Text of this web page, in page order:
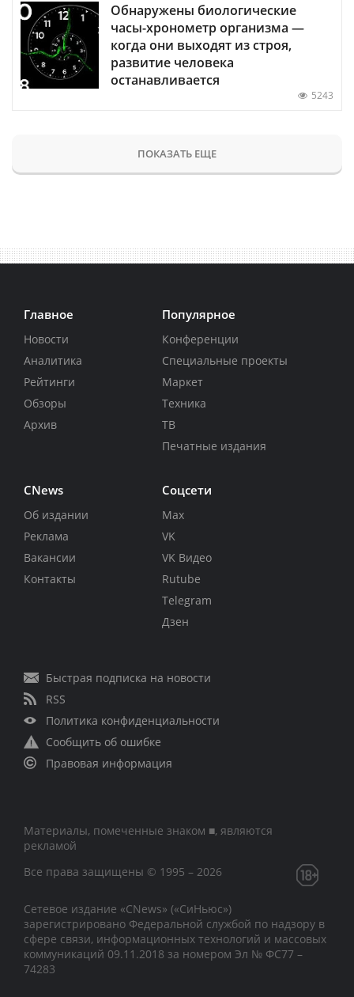
Обнаружены биологические
часы-хронометр организма —
когда они выходят из строя,
развитие человека
останавливается
5243
ПОКАЗАТЬ ЕЩЕ
Главное
Новости
Аналитика
Рейтинги
Обзоры
Архив
Популярное
Конференции
Специальные проекты
Маркет
Техника
ТВ
Печатные издания
CNews
Об издании
Реклама
Вакансии
Контакты
Соцсети
Max
VK
VK Видео
Rutube
Telegram
Дзен
Быстрая подписка на новости
RSS
Политика конфиденциальности
Сообщить об ошибке
Правовая информация
Материалы, помеченные знаком ■, являются
рекламой
Все права защищены © 1995 – 2026
Сетевое издание «CNews» («СиНьюс»)
зарегистрировано Федеральной службой по надзору в
сфере связи, информационных технологий и массовых
коммуникаций 09.11.2018 за номером Эл № ФС77 –
74283